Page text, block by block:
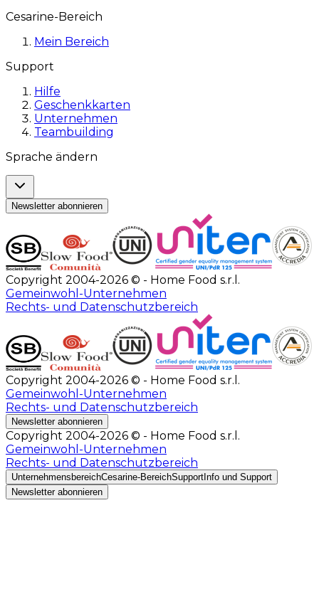
Cesarine-Bereich
Mein Bereich
Support
Hilfe
Geschenkkarten
Unternehmen
Teambuilding
Sprache ändern
Newsletter abonnieren
Copyright 2004-2026 © - Home Food s.r.l.
Gemeinwohl-Unternehmen
Rechts- und Datenschutzbereich
Copyright 2004-2026 © - Home Food s.r.l.
Gemeinwohl-Unternehmen
Rechts- und Datenschutzbereich
Newsletter abonnieren
Copyright 2004-2026 © - Home Food s.r.l.
Gemeinwohl-Unternehmen
Rechts- und Datenschutzbereich
UnternehmensbereichCesarine-BereichSupport Info und Support
Newsletter abonnieren